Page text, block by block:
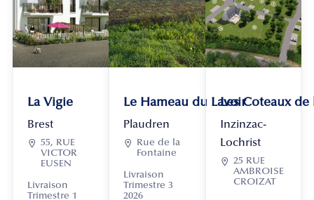
La Vigie
Brest
 55, RUE
VICTOR
EUSEN
Livraison
Trimestre 1
Le Hameau du Lavoir
Plaudren

Rue de la
Fontaine
Livraison
Trimestre 3
2026
Les Coteaux
Inzinzac-
Lochrist
 25 RUE
AMBROISE
CROIZAT